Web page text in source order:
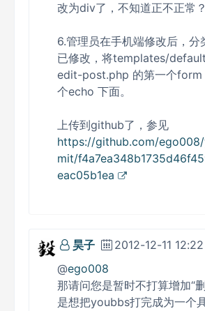
改为div了，不知道正不正常？
6.管理员在手机端修改后，分
已修改，将templates/
edit-post.php 的第一个form
个echo 下面。
上传到github了，参见
https://github.com/
mit/
eac05b1ea
昊子
2012-12-11 12:22
@ego008
那请问您是暂时不打算增加“
是想把youbbs打完成为一个